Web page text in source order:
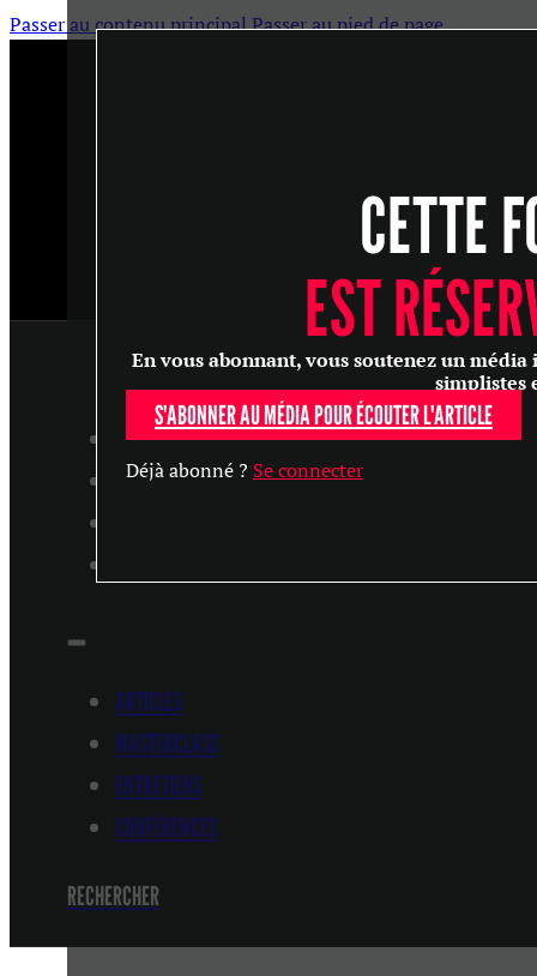
Passer au contenu principalPasser au pied de page
ARTICLES
MASTERCLASS
ARTICLES
MASTERCLASS
ENTRETIENS
CONFÉRENCES
RECHERCHER
CETTE
EST
En vous abonnant, vous soutenez un
simplistes
S'ABONNER AU MÉDIA POUR ÉCOUTER L'ARTICLE
Déjà abonné ? Se connecter